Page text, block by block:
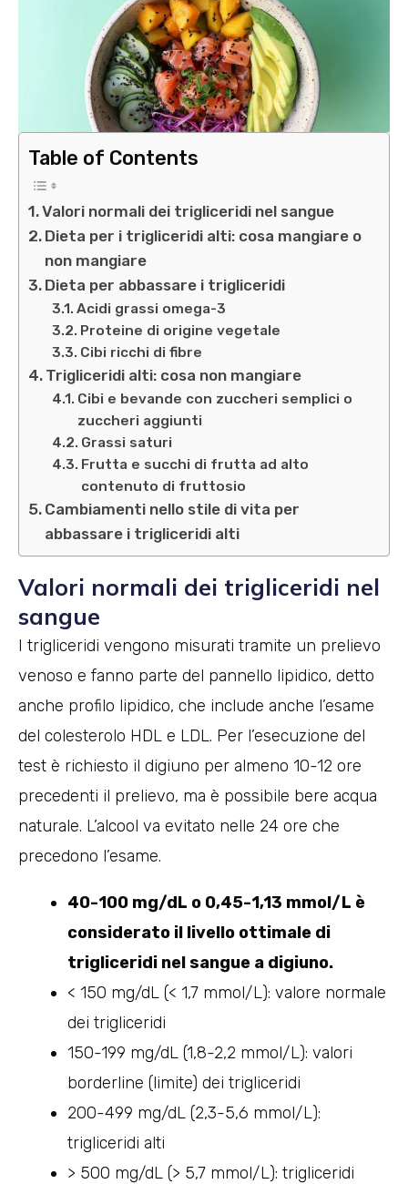
Table of Contents
Valori normali dei trigliceridi nel sangue
Dieta per i trigliceridi alti: cosa mangiare o
non mangiare
Dieta per abbassare i trigliceridi
Acidi grassi omega-3
Proteine di origine vegetale
Cibi ricchi di fibre
Trigliceridi alti: cosa non mangiare
Cibi e bevande con zuccheri semplici o
zuccheri aggiunti
Grassi saturi
Frutta e succhi di frutta ad alto
contenuto di fruttosio
Cambiamenti nello stile di vita per
abbassare i trigliceridi alti
Valori normali dei trigliceridi nel
sangue
I trigliceridi vengono misurati tramite un prelievo
venoso e fanno parte del pannello lipidico, detto
anche profilo lipidico, che include anche l’esame
del colesterolo HDL e LDL. Per l’esecuzione del
test è richiesto il digiuno per almeno 10-12 ore
precedenti il prelievo, ma è possibile bere acqua
naturale. L’alcool va evitato nelle 24 ore che
precedono l’esame.
40-100 mg/dL o 0,45-1,13 mmol/L è
considerato il livello ottimale di
trigliceridi nel sangue a digiuno.
< 150 mg/dL (< 1,7 mmol/L): valore normale
dei trigliceridi
150-199 mg/dL (1,8-2,2 mmol/L): valori
borderline (limite) dei trigliceridi
200-499 mg/dL (2,3-5,6 mmol/L):
trigliceridi alti
> 500 mg/dL (> 5,7 mmol/L): trigliceridi